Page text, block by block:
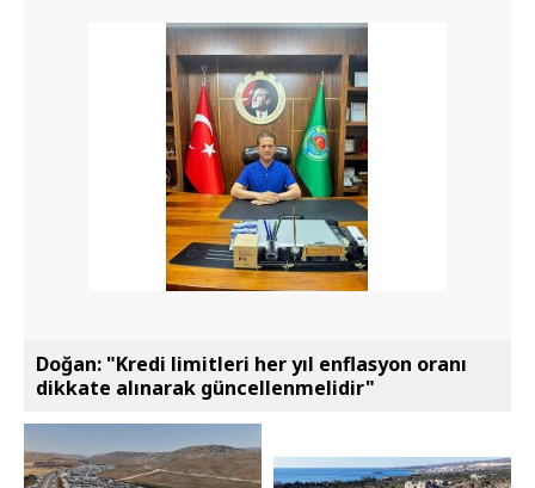
Doğan: "Kredi limitleri her yıl enflasyon oranı
dikkate alınarak güncellenmelidir"